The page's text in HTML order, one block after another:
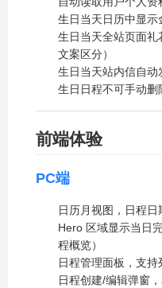
生日当天日历中显示
生日当天全站页面礼
文案区分）
生日当天站内信自动
生日日程不可手动删
前端体验
PC端
日历月视图，日程
Hero 区域显示当日
程概览）
日程管理面板，支
日程创建/编辑弹窗